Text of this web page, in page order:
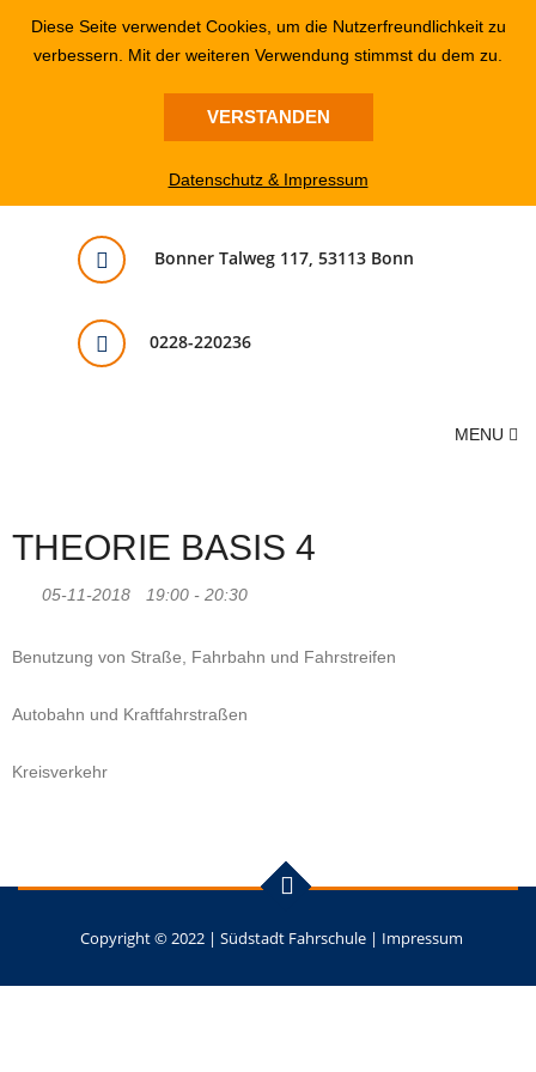
Bonner Talweg 117, 53113 Bonn
0228-220236
MENU
THEORIE BASIS 4
05-11-2018 19:00 - 20:30
Benutzung von Straße, Fahrbahn und Fahrstreifen
Autobahn und Kraftfahrstraßen
Kreisverkehr
Copyright © 2022 | Südstadt Fahrschule | Impressum
Diese Seite verwendet Cookies, um die Nutzerfreundlichkeit zu
verbessern. Mit der weiteren Verwendung stimmst du dem zu.
VERSTANDEN
Datenschutz & Impressum